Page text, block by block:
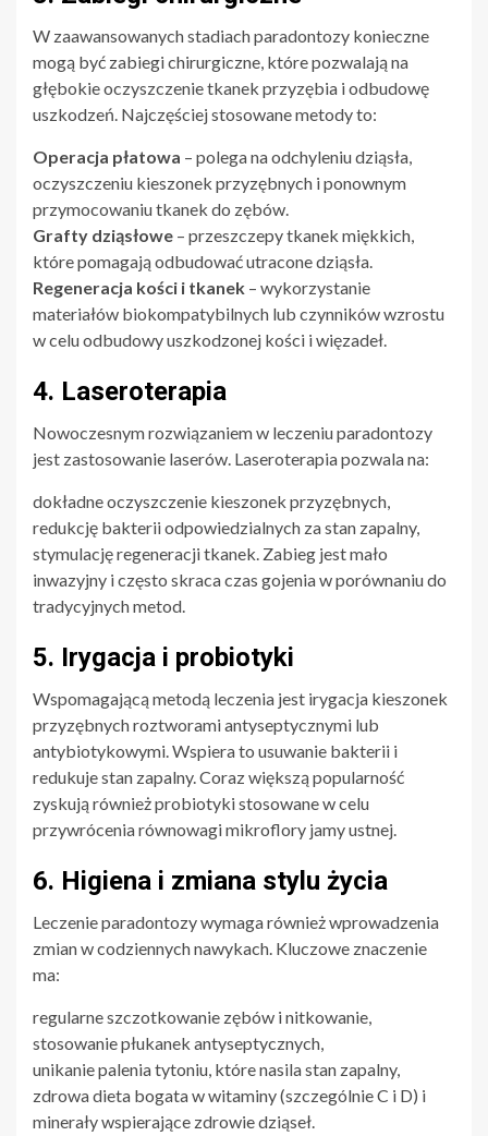
W zaawansowanych stadiach paradontozy konieczne
mogą być zabiegi chirurgiczne, które pozwalają na
głębokie oczyszczenie tkanek przyzębia i odbudowę
uszkodzeń. Najczęściej stosowane metody to:
Operacja płatowa – polega na odchyleniu dziąsła,
oczyszczeniu kieszonek przyzębnych i ponownym
przymocowaniu tkanek do zębów.
Grafty dziąsłowe – przeszczepy tkanek miękkich,
które pomagają odbudować utracone dziąsła.
Regeneracja kości i tkanek – wykorzystanie
materiałów biokompatybilnych lub czynników wzrostu
w celu odbudowy uszkodzonej kości i więzadeł.
4. Laseroterapia
Nowoczesnym rozwiązaniem w leczeniu paradontozy
jest zastosowanie laserów. Laseroterapia pozwala na:
dokładne oczyszczenie kieszonek przyzębnych,
redukcję bakterii odpowiedzialnych za stan zapalny,
stymulację regeneracji tkanek. Zabieg jest mało
inwazyjny i często skraca czas gojenia w porównaniu do
tradycyjnych metod.
5. Irygacja i probiotyki
Wspomagającą metodą leczenia jest irygacja kieszonek
przyzębnych roztworami antyseptycznymi lub
antybiotykowymi. Wspiera to usuwanie bakterii i
redukuje stan zapalny. Coraz większą popularność
zyskują również probiotyki stosowane w celu
przywrócenia równowagi mikroflory jamy ustnej.
6. Higiena i zmiana stylu życia
Leczenie paradontozy wymaga również wprowadzenia
zmian w codziennych nawykach. Kluczowe znaczenie
ma:
regularne szczotkowanie zębów i nitkowanie,
stosowanie płukanek antyseptycznych,
unikanie palenia tytoniu, które nasila stan zapalny,
zdrowa dieta bogata w witaminy (szczególnie C i D) i
minerały wspierające zdrowie dziąseł.